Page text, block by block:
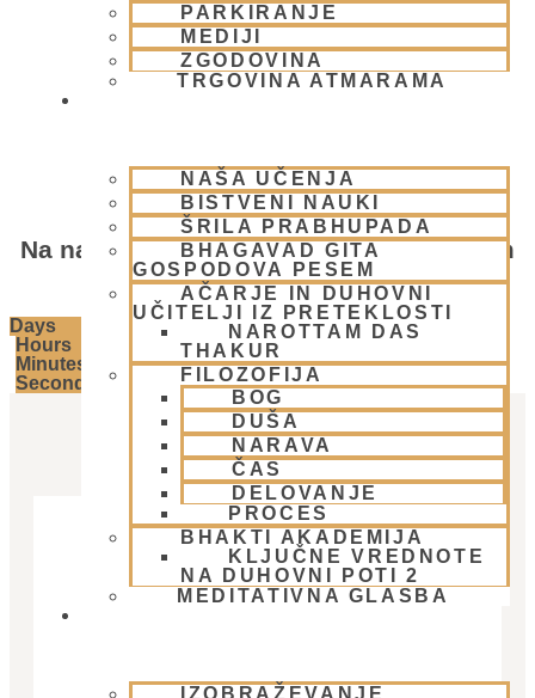
PARKIRANJE
MEDIJI
ZGODOVINA
TRGOVINA ATMARAMA
NAŠA UČENJA
BISTVENI NAUKI
ŠRILA PRABHUPADA
BHAGAVAD GITA
GOSPODOVA PESEM
AČARJE IN DUHOVNI
UČITELJI IZ PRETEKLOSTI
NAROTTAM DAS
THAKUR
FILOZOFIJA
BOG
DUŠA
NARAVA
ČAS
DELOVANJE
PROCES
BHAKTI AKADEMIJA
KLJUČNE VREDNOTE
NA DUHOVNI POTI 2
MEDITATIVNA GLASBA
IZOBRAŽEVANJE
Hare Krišna Duhovni umik
- Pohorje retreat
Na naslednjem duhovnem umiku se nam
lahko pridružiš čez ...
Days
Hours
Minutes
Seconds